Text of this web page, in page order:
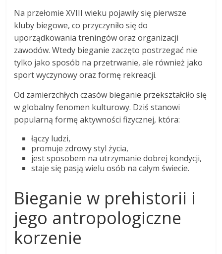
Na przełomie XVIII wieku pojawiły się pierwsze
kluby biegowe, co przyczyniło się do
uporządkowania treningów oraz organizacji
zawodów. Wtedy bieganie zaczęto postrzegać nie
tylko jako sposób na przetrwanie, ale również jako
sport wyczynowy oraz formę rekreacji.
Od zamierzchłych czasów bieganie przekształciło się
w globalny fenomen kulturowy. Dziś stanowi
popularną formę aktywności fizycznej, która:
łączy ludzi,
promuje zdrowy styl życia,
jest sposobem na utrzymanie dobrej kondycji,
staje się pasją wielu osób na całym świecie.
Bieganie w prehistorii i
jego antropologiczne
korzenie